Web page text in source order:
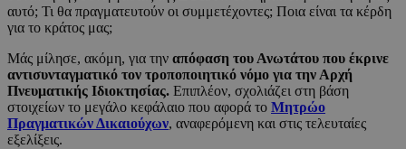
αυτό; Τι θα πραγματευτούν οι συμμετέχοντες; Ποια είναι τα κέρδη
για το κράτος μας;
Μάς μίλησε, ακόμη, για την απόφαση του Ανωτάτου που έκρινε
αντισυνταγματικό τον τροποποιητικό νόμο για την Αρχή
Πνευματικής Ιδιοκτησίας. Επιπλέον, σχολιάζει στη βάση
στοιχείων το μεγάλο κεφάλαιο που αφορά το Μητρώο
Πραγματικών Δικαιούχων, αναφερόμενη και στις τελευταίες
εξελίξεις.